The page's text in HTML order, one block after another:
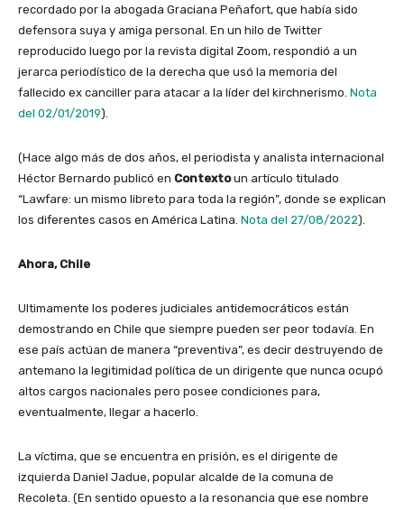
recordado por la abogada Graciana Peñafort, que había sido
defensora suya y amiga personal. En un hilo de Twitter
reproducido luego por la revista digital Zoom, respondió a un
jerarca periodístico de la derecha que usó la memoria del
fallecido ex canciller para atacar a la líder del kirchnerismo. Nota
del 02/01/2019).
(Hace algo más de dos años, el periodista y analista internacional
Héctor Bernardo publicó en Contextoun artículo titulado
“Lawfare: un mismo libreto para toda la región”, donde se explican
los diferentes casos en América Latina. Nota del 27/08/2022).
Ahora, Chile
Ultimamente los poderes judiciales antidemocráticos están
demostrando en Chile que siempre pueden ser peor todavía. En
ese país actúan de manera “preventiva”, es decir destruyendo de
antemano la legitimidad política de un dirigente que nunca ocupó
altos cargos nacionales pero posee condiciones para,
eventualmente, llegar a hacerlo.
La víctima, que se encuentra en prisión, es el dirigente de
izquierda Daniel Jadue, popular alcalde de la comuna de
Recoleta. (En sentido opuesto a la resonancia que ese nombre